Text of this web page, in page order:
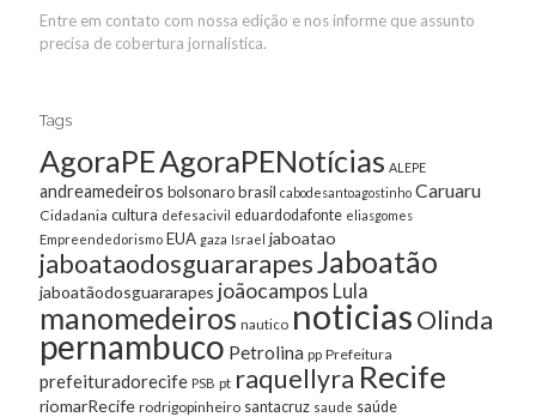
Entre em contato com nossa edição e nos informe que assunto
precisa de cobertura jornalística.
Tags
AgoraPEAgoraPENotícias ALEPE
andreamedeiros bolsonarobrasil cabodesantoagostinho Caruaru
Cidadania cultura defesacivil eduardodafonte eliasgomes
Empreendedorismo EUA gaza Israel jaboatao
jaboataodosguararapesJaboatão
jaboatãodosguararapes joãocampos Lula
manomedeiros nautico noticiasOlinda
pernambuco Petrolina pp Prefeitura
prefeituradorecife PSB pt raquellyra Recife
riomarRecife rodrigopinheiro santacruz saude saúde